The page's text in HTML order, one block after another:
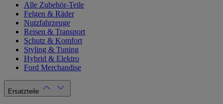
Alle Zubehör-Teile
Felgen & Räder
Nutzfahrzeuge
Reisen & Transport
Schutz & Komfort
Styling & Tuning
Hybrid & Elektro
Ford Merchandise
Ersatzteile